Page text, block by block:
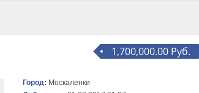
1,700,000.00 Руб.
Город: Москаленки